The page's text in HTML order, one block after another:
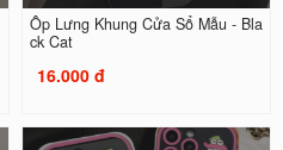
Ốp Lưng Khung Cửa Sổ Mẫu - Bla
ck Cat
16.000 đ